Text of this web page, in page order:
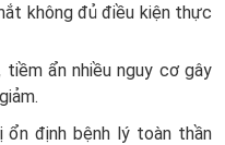
không đủ điều kiện thực
ẩn nhiều nguy cơ gây
ổn định bệnh lý toàn thần